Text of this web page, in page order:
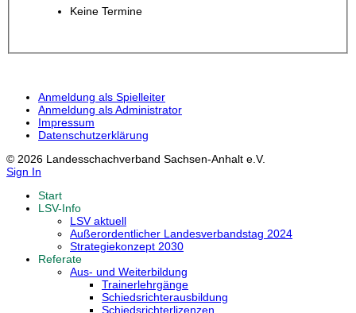
Keine Termine
Anmeldung als Spielleiter
Anmeldung als Administrator
Impressum
Datenschutzerklärung
© 2026 Landesschachverband Sachsen-Anhalt e.V.
Sign In
Start
LSV-Info
LSV aktuell
Außerordentlicher Landesverbandstag 2024
Strategiekonzept 2030
Referate
Aus- und Weiterbildung
Trainerlehrgänge
Schiedsrichterausbildung
Schiedsrichterlizenzen